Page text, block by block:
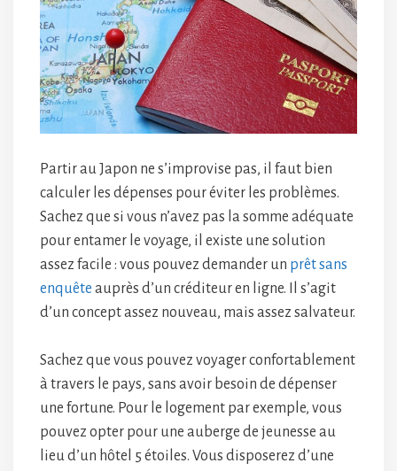
Partir au Japon ne s’improvise pas, il faut bien
calculer les dépenses pour éviter les problèmes.
Sachez que si vous n’avez pas la somme adéquate
pour entamer le voyage, il existe une solution
assez facile : vous pouvez demander un prêt sans
enquête auprès d’un créditeur en ligne. Il s’agit
d’un concept assez nouveau, mais assez salvateur.
Sachez que vous pouvez voyager confortablement
à travers le pays, sans avoir besoin de dépenser
une fortune. Pour le logement par exemple, vous
pouvez opter pour une auberge de jeunesse au
lieu d’un hôtel 5 étoiles. Vous disposerez d’une